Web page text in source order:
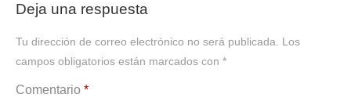
Deja una respuesta
Tu dirección de correo electrónico no será publicada. Los
campos obligatorios están marcados con *
Comentario *